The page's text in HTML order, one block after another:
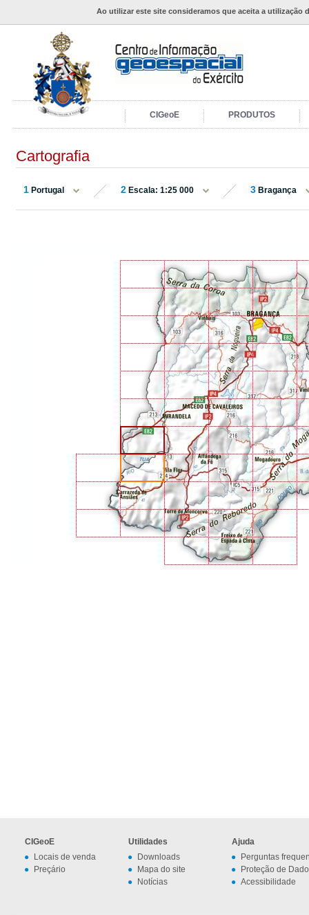
Ao utilizar este site consideramos que aceita a utilização
CIGeoE PRODUTOS
Cartografia
1 Portugal 2 Escala: 1:25 000 3 Bragança
CIGeoE
Locais de venda
Preçário
Utilidades
Downloads
Mapa do site
Notícias
Ajuda
Perguntas
Proteção de
Acessibilidade